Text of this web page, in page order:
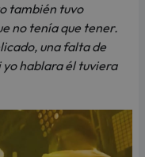
también tuvo
no tenía que tener.
una falta de
hablara él tuviera